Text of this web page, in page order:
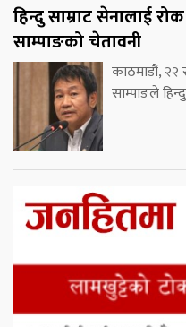
हिन्दु साम्राट सेनालाई
साम्पाङको चेतावनी
काठमाडौं, २२
साम्पाङले